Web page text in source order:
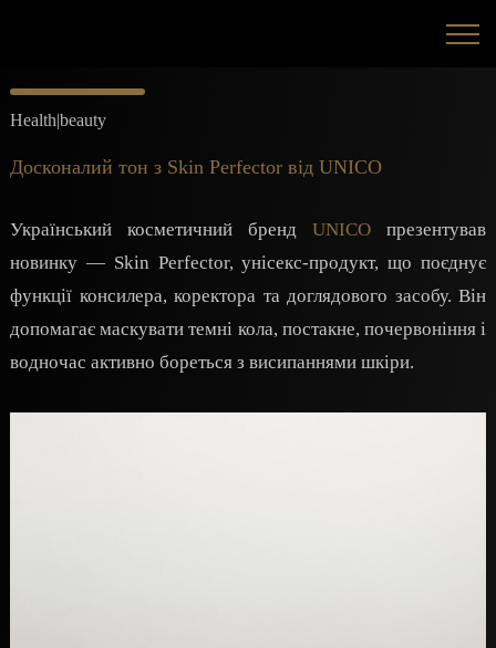
Health|beauty
Досконалий тон з Skin Perfector від UNICO
Український косметичний бренд UNICO презентував
новинку — Skin Perfector, унісекс-продукт, що поєднує
функції консилера, коректора та доглядового засобу. Він
допомагає маскувати темні кола, постакне, почервоніння і
водночас активно бореться з висипаннями шкіри.